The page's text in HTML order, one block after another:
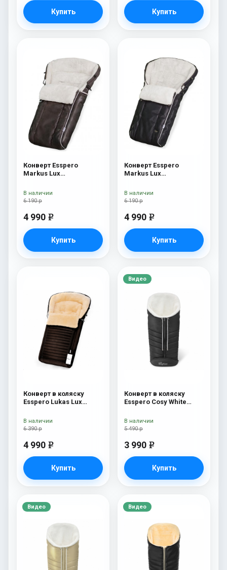
Купить Купить
Конверт Esspero
Markus Lux
овечья шерсть) Brown
6 190 р
4 990 e
Купить
В наличии
Конверт Esspero
Markus Lux
овечья шерсть) Black
6 190 р
4 990 e
Купить
В наличии
Конверт в коляску
Esspero Lukas Lux
шерсть) Brown
6 390 р
4 990 e
Купить
В наличии
Видео
Конверт в коляску
Esspero Cosy White
5 490 р
3 990 e
Купить
В наличии
Видео Видео